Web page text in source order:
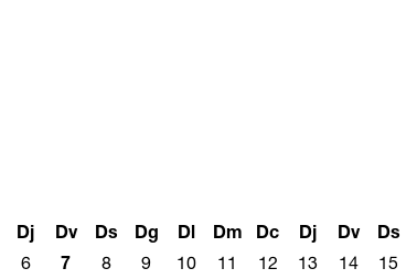
Dj
6
Dv
7
Ds
8
Dg
9
Dl
10
Dm
11
Dc
12
Dj
13
Dv
14
Ds
15